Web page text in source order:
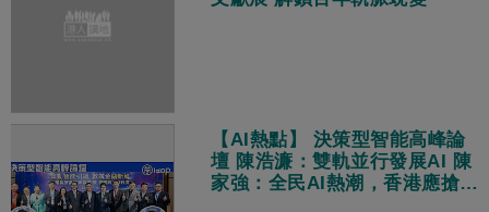
【AI熱點】 決策型智能高峰論
壇 陳浩濂：雙軌並行發展AI 陳
家強：全民AI熱潮，香港應搶抓